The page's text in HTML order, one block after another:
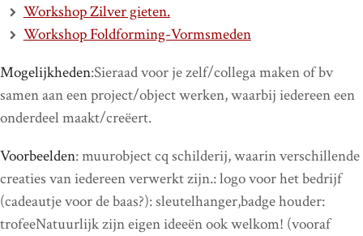
Workshop Zilver gieten.
Workshop Foldforming-Vormsmeden
Mogelijkheden:Sieraad voor je zelf/collega maken of bv
samen aan een project/object werken, waarbij iedereen een
onderdeel maakt/creëert.
Voorbeelden: muurobject cq schilderij, waarin verschillende
creaties van iedereen verwerkt zijn.: logo voor het bedrijf
(cadeautje voor de baas?): sleutelhanger,badge houder:
trofeeNatuurlijk zijn eigen ideeën ook welkom! (vooraf